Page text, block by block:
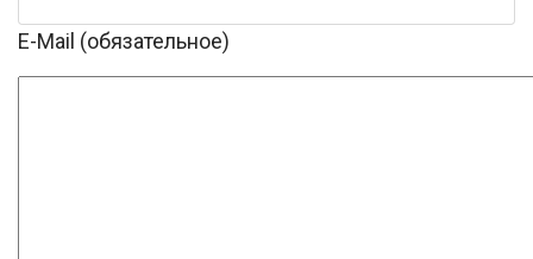
E-Mail (обязательное)